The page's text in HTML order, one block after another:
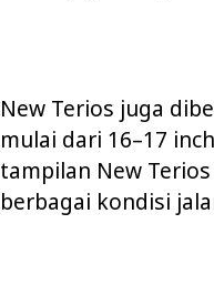
New Terios juga
mulai dari 16–17
tampilan New
berbagai kondisi